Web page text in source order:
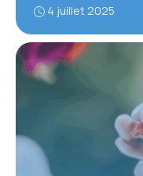
4 juillet 2025